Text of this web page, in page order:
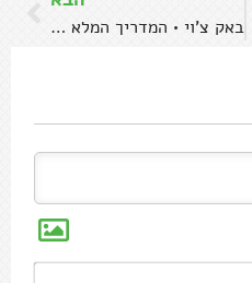
באק צ'וי • המדריך המלא לשימוש בירק ו-3 מתכונים